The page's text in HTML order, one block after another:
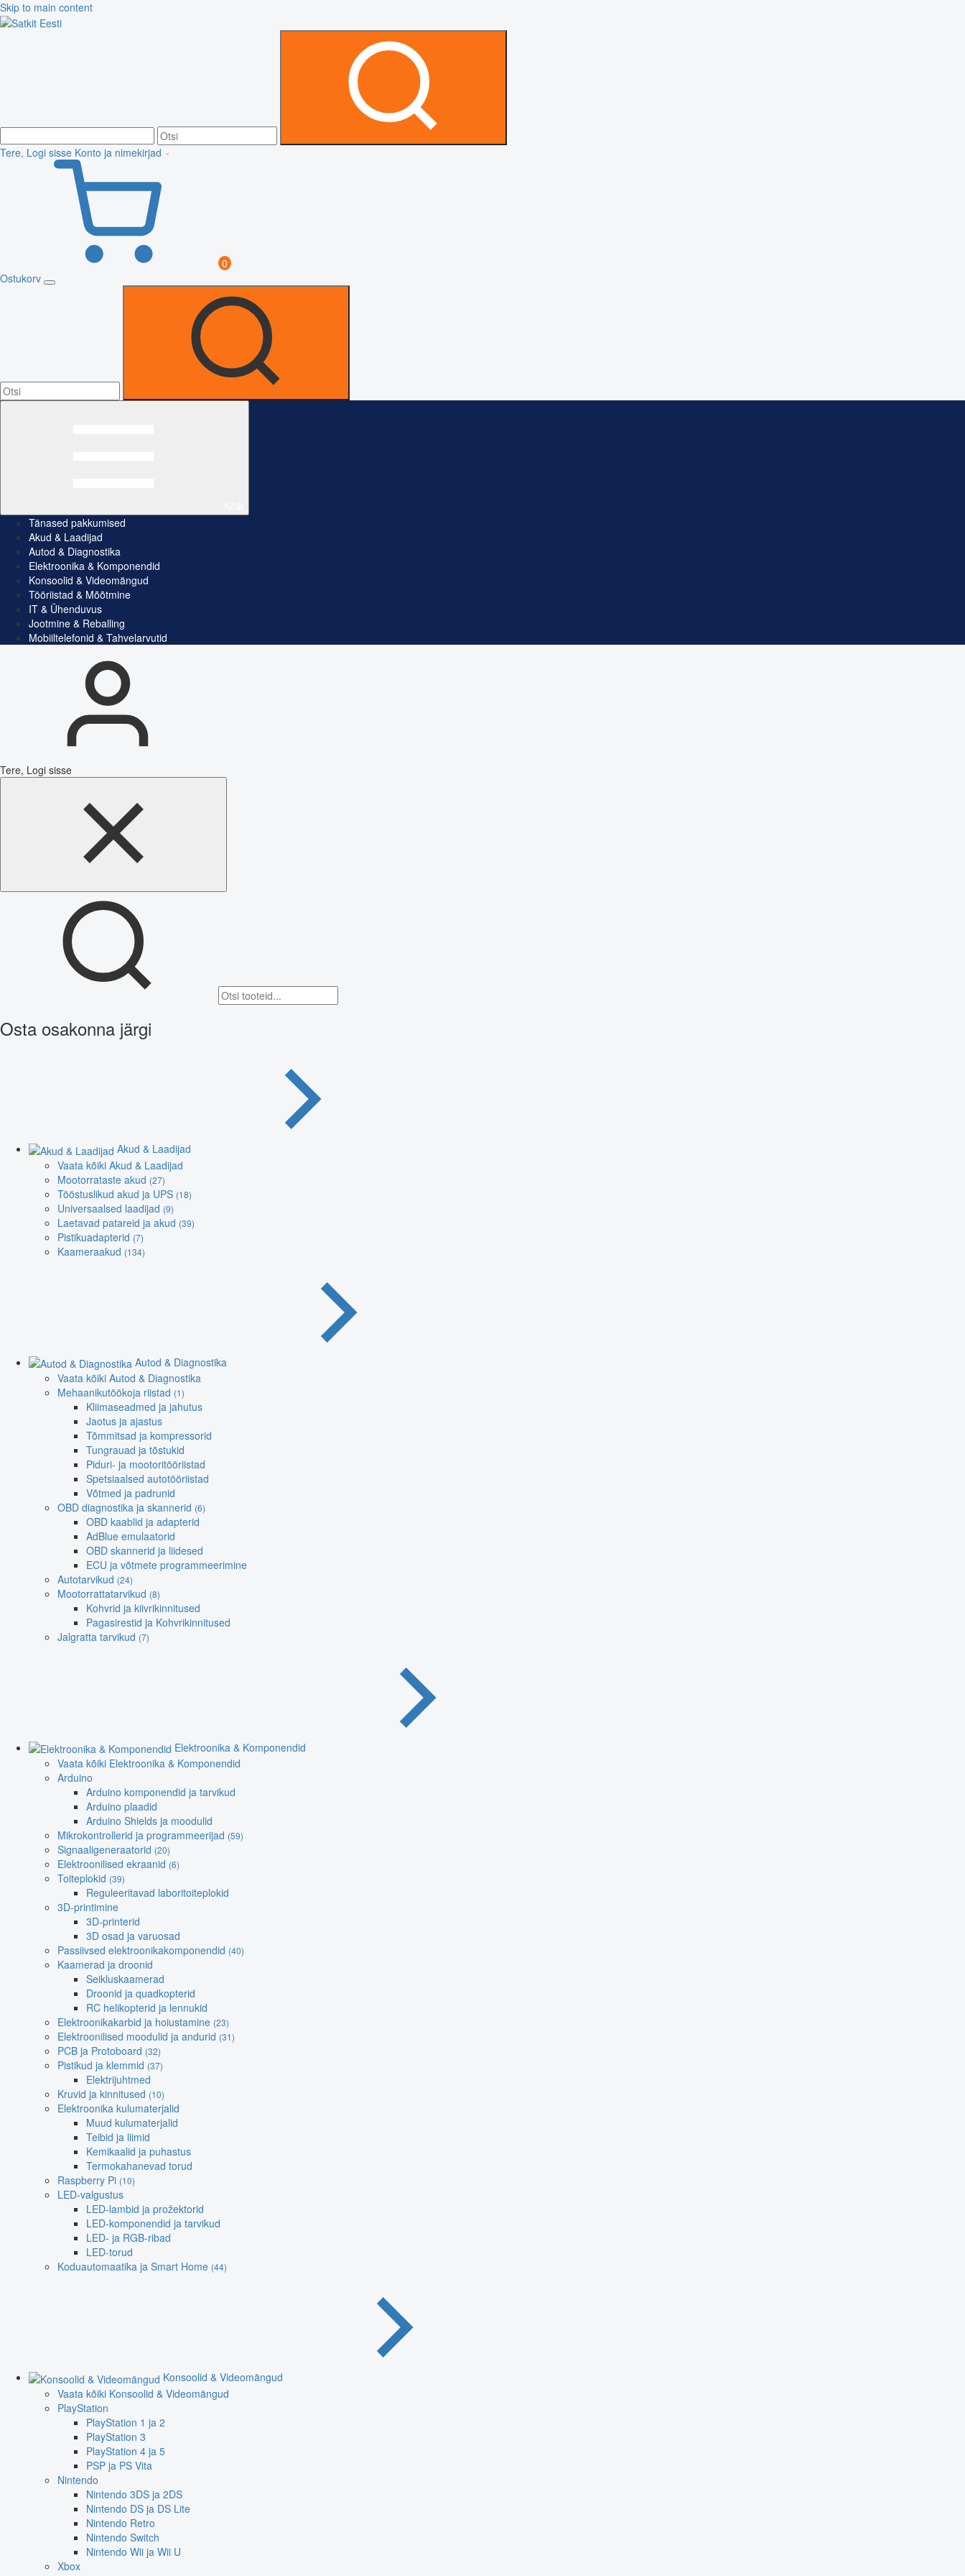
Skip to main content
Tere, Logi sisse Konto ja nimekirjad
0
Ostukorv
Tänased pakkumised
Akud & Laadijad
Autod & Diagnostika
Elektroonika & Komponendid
Konsoolid & Videomängud
Tööriistad & Mõõtmine
IT & Ühenduvus
Jootmine & Reballing
Mobiiltelefonid & Tahvelarvutid
Tere, Logi sisse
Osta osakonna järgi
Akud & Laadijad
Vaata kõiki Akud & Laadijad
Mootorrataste akud (27)
Tööstuslikud akud ja UPS (18)
Universaalsed laadijad (9)
Laetavad patareid ja akud (39)
Pistikuadapterid (7)
Kaameraakud (134)
Autod & Diagnostika
Vaata kõiki Autod & Diagnostika
Mehaanikutöökoja riistad (1)
Kliimaseadmed ja jahutus
Jaotus ja ajastus
Tõmmitsad ja kompressorid
Tungrauad ja tõstukid
Piduri- ja mootoritööriistad
Spetsiaalsed autotööriistad
Võtmed ja padrunid
OBD diagnostika ja skannerid (6)
OBD kaablid ja adapterid
AdBlue emulaatorid
OBD skannerid ja liidesed
ECU ja võtmete programmeerimine
Autotarvikud (24)
Mootorrattatarvikud (8)
Kohvrid ja kiivrikinnitused
Pagasirestid ja Kohvrikinnitused
Jalgratta tarvikud (7)
Elektroonika & Komponendid
Vaata kõiki Elektroonika & Komponendid
Arduino
Arduino komponendid ja tarvikud
Arduino plaadid
Arduino Shields ja moodulid
Mikrokontrollerid ja programmeerijad (59)
Signaaligeneraatorid (20)
Elektroonilised ekraanid (6)
Toiteplokid (39)
Reguleeritavad laboritoiteplokid
3D-printimine
3D-printerid
3D osad ja varuosad
Passiivsed elektroonikakomponendid (40)
Kaamerad ja droonid
Seikluskaamerad
Droonid ja quadkopterid
RC helikopterid ja lennukid
Elektroonikakarbid ja hoiustamine (23)
Elektroonilised moodulid ja andurid (31)
PCB ja Protoboard (32)
Pistikud ja klemmid (37)
Elektrijuhtmed
Kruvid ja kinnitused (10)
Elektroonika kulumaterjalid
Muud kulumaterjalid
Teibid ja liimid
Kemikaalid ja puhastus
Termokahanevad torud
Raspberry Pi (10)
LED-valgustus
LED-lambid ja prožektorid
LED-komponendid ja tarvikud
LED- ja RGB-ribad
LED-torud
Koduautomaatika ja Smart Home (44)
Konsoolid & Videomängud
Vaata kõiki Konsoolid & Videomängud
PlayStation
PlayStation 1 ja 2
PlayStation 3
PlayStation 4 ja 5
PSP ja PS Vita
Nintendo
Nintendo 3DS ja 2DS
Nintendo DS ja DS Lite
Nintendo Retro
Nintendo Switch
Nintendo Wii ja Wii U
Xbox